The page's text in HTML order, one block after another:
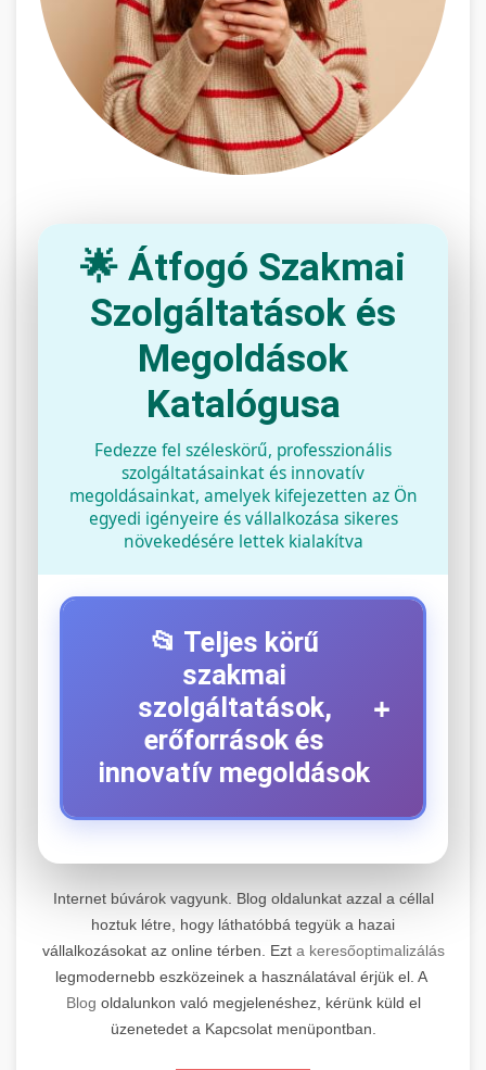
🌟 Átfogó Szakmai
Szolgáltatások és
Megoldások
Katalógusa
Fedezze fel széleskörű, professzionális
szolgáltatásainkat és innovatív
megoldásainkat, amelyek kifejezetten az Ön
egyedi igényeire és vállalkozása sikeres
növekedésére lettek kialakítva
📂 Teljes körű
szakmai
szolgáltatások,
erőforrások és
innovatív megoldások
+
+
Kiemelkedő szakértelemmel rendelkező
elektromos roller javítási és átfogó
karbantartási szolgáltatásokat kínálunk minden
jelentős gyártó és modell számára. Tapasztalt
technikusaink a legmodernebb diagnosztikai
📊 2. Online Marketing
Ügynökség
+
Átfogó és eredményorientált online marketing
Internet búvárok vagyunk. Blog oldalunkat azzal a céllal
hoztuk létre, hogy láthatóbbá tegyük a hazai
vállalkozásokat az online térben. Ezt a keresőoptimalizálás
legmodernebb eszközeinek a használatával érjük el. A
Blog oldalunkon való megjelenéshez, kérünk küld el
üzenetedet a Kapcsolat menüpontban.